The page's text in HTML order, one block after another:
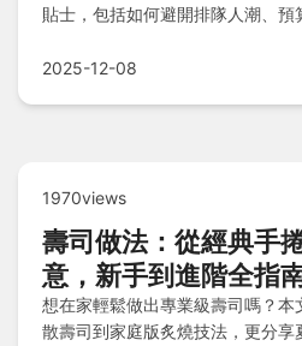
貼士，包括如何避開排隊人潮、預
體驗。
2025-12-08
1970views
壽司做法：從經典手
意，新手到進階全指
想在家輕鬆做出專業級壽司嗎？
散壽司到家庭版炙燒技法，更分